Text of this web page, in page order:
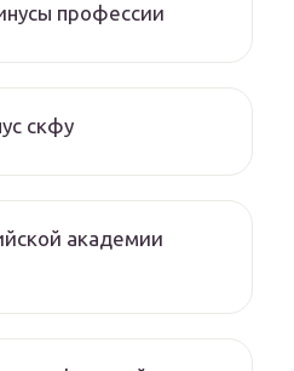
профессии
скфу
академии